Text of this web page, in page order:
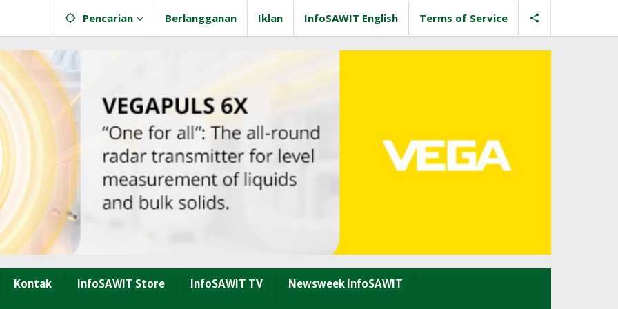
Pencarian Berlangganan Iklan InfoSAWIT English Terms of Service
Kontak InfoSAWIT Store InfoSAWIT TV Newsweek InfoSAWIT